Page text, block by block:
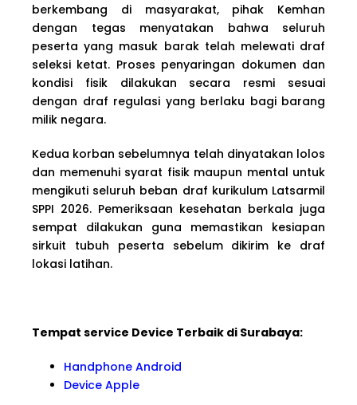
berkembang di masyarakat, pihak Kemhan
dengan tegas menyatakan bahwa seluruh
peserta yang masuk barak telah melewati draf
seleksi ketat. Proses penyaringan dokumen dan
kondisi fisik dilakukan secara resmi sesuai
dengan draf regulasi yang berlaku bagi barang
milik negara.
Kedua korban sebelumnya telah dinyatakan lolos
dan memenuhi syarat fisik maupun mental untuk
mengikuti seluruh beban draf kurikulum Latsarmil
SPPI 2026. Pemeriksaan kesehatan berkala juga
sempat dilakukan guna memastikan kesiapan
sirkuit tubuh peserta sebelum dikirim ke draf
lokasi latihan.
Tempat service Device Terbaik di Surabaya:
Handphone Android
Device Apple